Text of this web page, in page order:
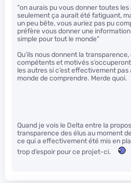
“on aurais pu vous donner toutes
seulement ça aurait été fatiguant,
un peu bête, vous auriez pas pu
préfère vous donner une information
simple pour tout le monde”
Qu’ils nous donnent la
compétents et motivés
les autres si c’est effectivement pas
monde de comprendre. Merde quoi.
Quand je vois le Delta entre la
transparence des élus au moment
ce qui a effectivement été mis en
trop d’espoir pour ce projet-ci.